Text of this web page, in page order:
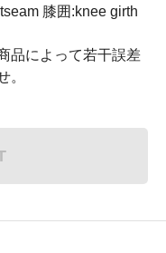
膝囲:knee girth
品によって若干誤差
。